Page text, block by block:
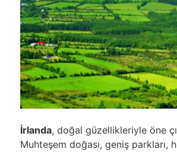
İrlanda, doğal güzellikleriyle öne
Muhteşem doğası, geniş parkları,